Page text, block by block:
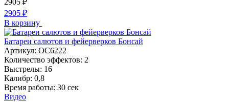
2905 ₽
В корзину
Батареи салютов и фейерверков Бонсай
Артикул: ОС6222
Количество эффектов: 2
Выстрелы: 16
Калибр: 0,8
Время работы: 30 сек
Видео